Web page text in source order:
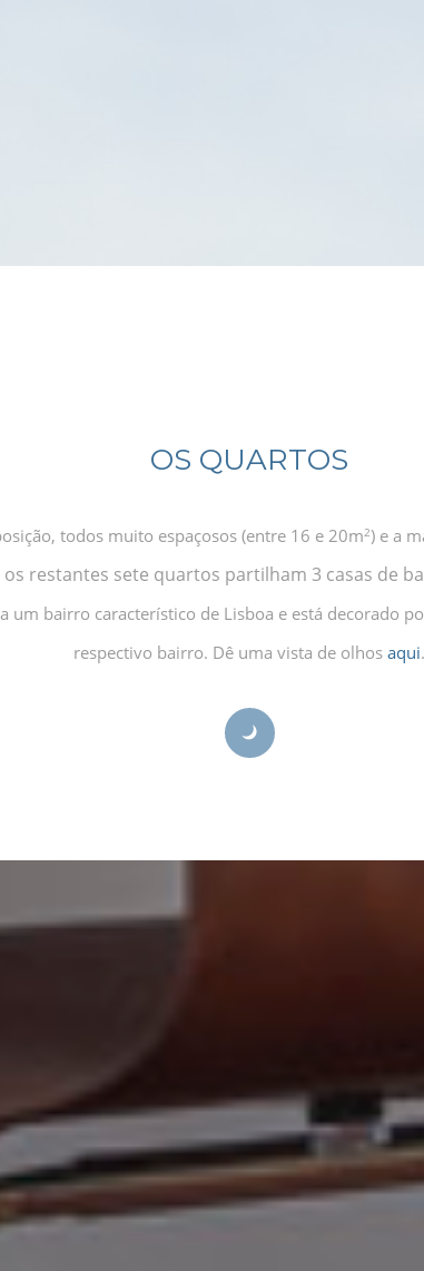
OS QUARTOS
todos muito espaçosos (entre 16 e 20m2) e a
restantes sete quartos partilham 3 casas de
um bairro característico de Lisboa e está decorado
respectivo bairro. Dê uma vista de olhos aqui.